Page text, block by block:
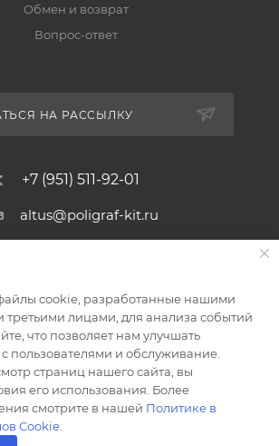
Обмен и возврат
Вопрос-ответ
НА РАССЫЛКУ
+7 (951) 511-92-01
altus@poligraf-kit.ru
обл, Аксайский р-н,
3, ТЦ "Альтус" 1 этаж
Показать на карте
cookie, разработанные нашими
третьими лицами, для анализа событий
что позволяет нам улучшать
пользователями и обслуживание.
страниц нашего сайта, вы
его использования. Более
смотрите в нашей Политике в
Cookie